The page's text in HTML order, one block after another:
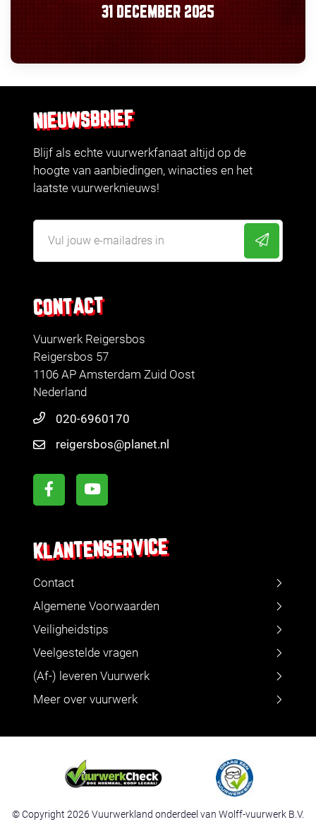
31 DECEMBER 2025
CONTACT
Vuurwerk Reigersbos
Reigersbos 57
1106 AP Amsterdam Zuid Oost
Nederland
020-6960170
reigersbos@planet.nl
KLANTENSERVICE
Contact
Algemene Voorwaarden
Veiligheidstips
Veelgestelde vragen
(Af-) leveren Vuurwerk
Meer over vuurwerk
NIEUWSBRIEF
Blijf als echte vuurwerkfanaat altijd op de
hoogte van aanbiedingen, winacties en het
laatste vuurwerknieuws!
© Copyright 2026 Vuurwerkland onderdeel van Wolff-vuurwerk B.V.